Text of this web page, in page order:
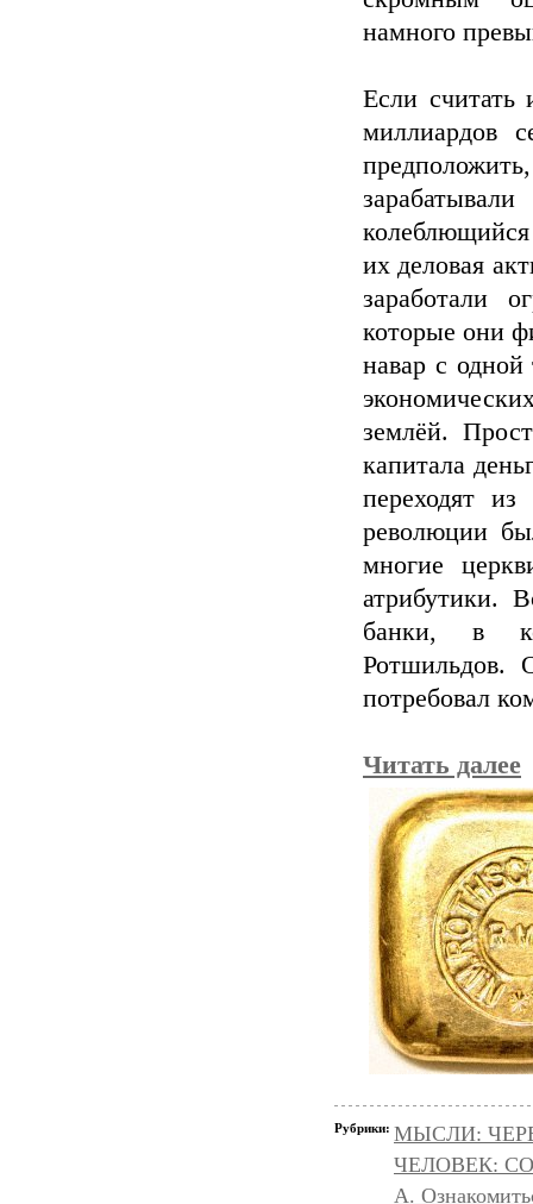
намного
Если считать
миллиардов
их деловая
заработали
которые они
навар с одной
землёй.
капитала
переходят
революции
многие
атрибутики.
банки, в
потребовал
Читать далее
Рубрики: МЫСЛИ:
ЧЕЛОВЕК:
А.